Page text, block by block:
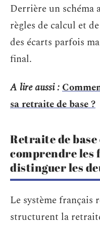
Derrière un schéma
règles de calcul et
des écarts parfois
final.
A lire aussi :
sa retraite de base ?
Retraite de
comprendre les
distinguer les
Le système français
structurent la